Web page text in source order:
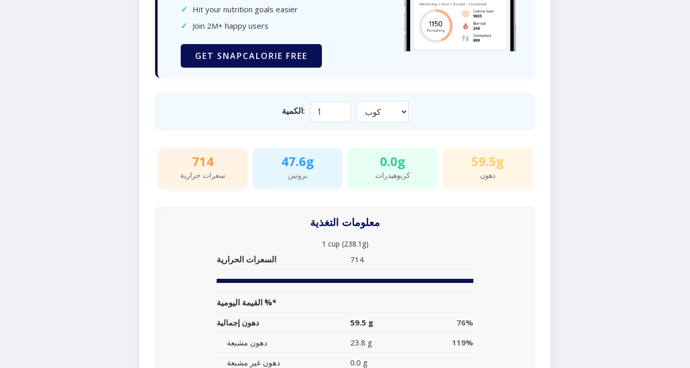
✓ Hit your nutrition goals easier
✓ Join 2M+ happy users
GET SNAPCALORIE FREE
الكمية:
714
سعرات حرارية
47.6g
بروتين
0.0g
كربوهيدرات
59.5g
دهون
معلومات التغذية
1 cup (238.1g)
السعرات الحرارية 714
القيمة اليومية %*
دهون إجمالية 59.5 g
76%
دهون مشبعة
23.8 g
119%
دهون غير مشبعة
0.0 g